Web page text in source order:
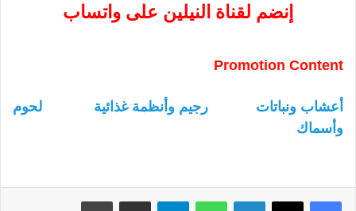
إنضم لقناة النيلين على واتساب
Promotion Content
أعشاب ونباتات رجيم وأنظمة غذائية
لحوم
وأسماك
لينكدإن واتساب